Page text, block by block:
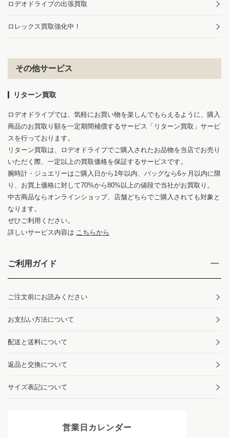
ロデオドライブの出張買取
ロレックス買取強化中！
その他サービス
リターン買取
ロデオドライブでは、気軽にお買い物を楽しんでもらえるように、購入
商品のお買取り額を一定期間補償するサービス「リターン買取」サービ
スを行っております。
リターン買取は、ロデオドライブでご購入されたお品物を当店でお売り
いただく際、一定以上の買取価格を保証するサービスです。
腕時計・ジュエリーはご購入日から1年以内、バッグなら6ヶ月以内に限
り、お買上価格に対して70%から80%以上の値段で当社がお買取り。
中古商品ならオンラインショップ、店舗どちらでご購入されても対象と
なります。
ぜひご利用ください。
詳しいサービス内容は こちらから
ご利用ガイド
ご注文前にお読みください
お支払い方法について
配送と送料について
返品と交換について
サイズ表記について
営業日カレンダー